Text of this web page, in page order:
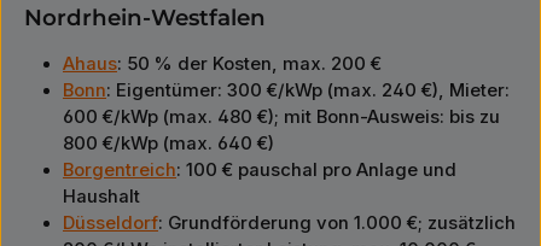
Nordrhein-Westfalen
Ahaus: 50 % der Kosten, max. 200 €
Bonn: Eigentümer: 300 €/kWp (max. 240 €), Mieter:
600 €/kWp (max. 480 €); mit Bonn-Ausweis: bis zu
800 €/kWp (max. 640 €)
Borgentreich: 100 € pauschal pro Anlage und
Haushalt
Düsseldorf: Grundförderung von 1.000 €; zusätzlich